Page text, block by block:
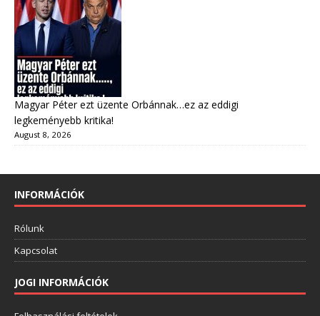
Magyar Péter ezt üzente Orbánnak…ez az eddigi
legkeményebb kritika!
August 8, 2026
INFORMÁCIÓK
Rólunk
Kapcsolat
JOGI INFORMÁCIÓK